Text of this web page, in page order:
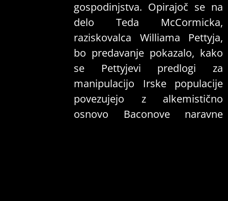
gospodinjstva. Opirajoč se na
delo Teda McCormicka,
raziskovalca Williama Pettyja,
bo predavanje pokazalo, kako
se Pettyjevi predlogi za
manipulacijo Irske populacije
povezujejo z alkemistično
osnovo Baconove naravne